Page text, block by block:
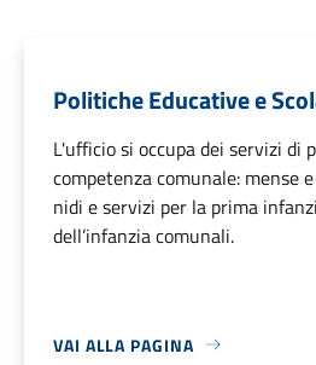
Politiche Educative e
L'ufficio si occupa dei servizi di
competenza comunale: mense
nidi e servizi per la prima
dell’infanzia comunali.
VAI ALLA PAGINA